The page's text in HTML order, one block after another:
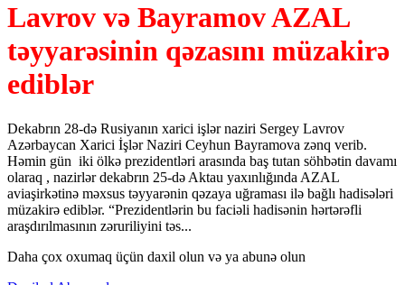
Lavrov və Bayramov AZAL
təyyarəsinin qəzasını müzakirə
ediblər
Dekabrın 28-də Rusiyanın xarici işlər naziri Sergey Lavrov
Azərbaycan Xarici İşlər Naziri Ceyhun Bayramova zənq verib.
Həmin gün iki ölkə prezidentləri arasında baş tutan söhbətin davamı
olaraq , nazirlər dekabrın 25-də Aktau yaxınlığında AZAL
aviaşirkətinə məxsus təyyarənin qəzaya uğraması ilə bağlı hadisələri
müzakirə ediblər. “Prezidentlərin bu faciəli hadisənin hərtərəfli
araşdırılmasının zəruriliyini təs...
Daha çox oxumaq üçün daxil olun və ya abunə olun